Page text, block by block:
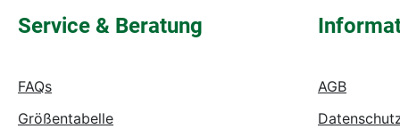
Service & Beratung
FAQs
Größentabelle
AGB